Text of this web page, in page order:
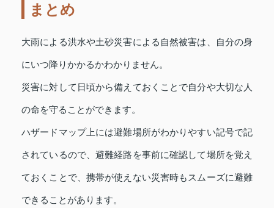
まとめ
大雨による洪水や土砂災害による自然被害は、自分の身
にいつ降りかかるかわかりません。
災害に対して日頃から備えておくことで自分や大切な人
の命を守ることができます。
ハザードマップ上には避難場所がわかりやすい記号で記
されているので、避難経路を事前に確認して場所を覚え
ておくことで、携帯が使えない災害時もスムーズに避難
できることがあります。